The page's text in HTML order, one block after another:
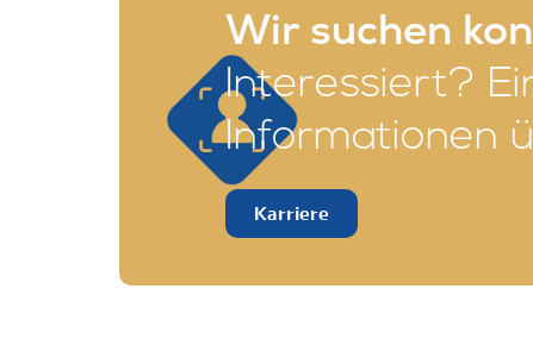
Wir suchen
Interessiert?
Informationen
Karriere